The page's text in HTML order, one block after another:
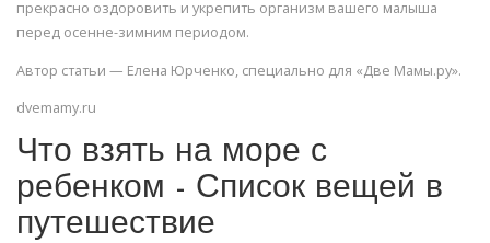
прекрасно оздоровить и укрепить организм вашего малыша
перед осенне-зимним периодом.
Автор статьи — Елена Юрченко, специально для «Две Мамы.ру».
dvemamy.ru
Что взять на море с
ребенком - Список вещей в
путешествие